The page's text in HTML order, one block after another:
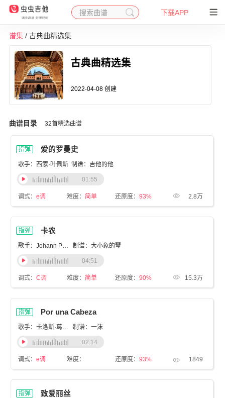
搜索曲谱 下载APP
谱集/ 古典曲精选集
古典曲精选集
2022-04-08 创建
曲谱目录 32首精选曲谱
指弹 爱的罗曼史
歌手：西索·叶佩斯 制谱：吉他的他
调式：e调 难度： 简单 还原度：93% 2.8万
01:55
指弹 卡农
歌手：Johann Pachelbel 制谱：大小象的琴
调式：C调 难度： 简单 还原度：90% 15.3万
04:51
指弹 Por una Cabeza
歌手：卡洛斯·葛戴尔 制谱：一沫
调式：e调 难度： 还原度：93% 1849
02:14
指弹 致爱丽丝